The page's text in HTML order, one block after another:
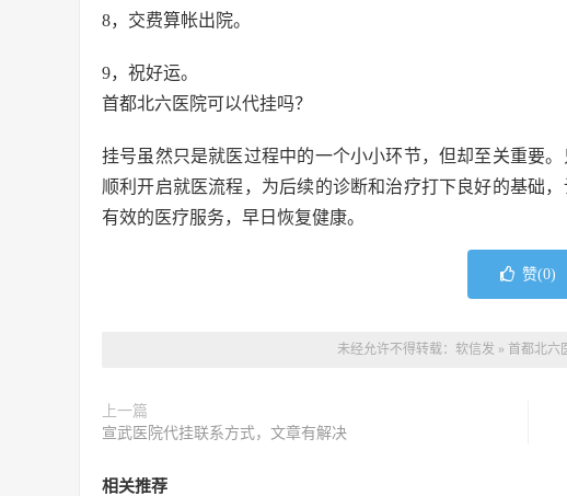
8，交费算帐出院。
9，祝好运。
首都北六医院可以代挂吗？
挂号虽然只是就医过程中的一个小小环节，但却至关重要
顺利开启就医流程，为后续的诊断和治疗打下良好的基础
有效的医疗服务，早日恢复健康。
赞(0)
未经允许不得转载： 软信发 » 首都北六
上一篇
宣武医院代挂联系方式，文章有解决
相关推荐